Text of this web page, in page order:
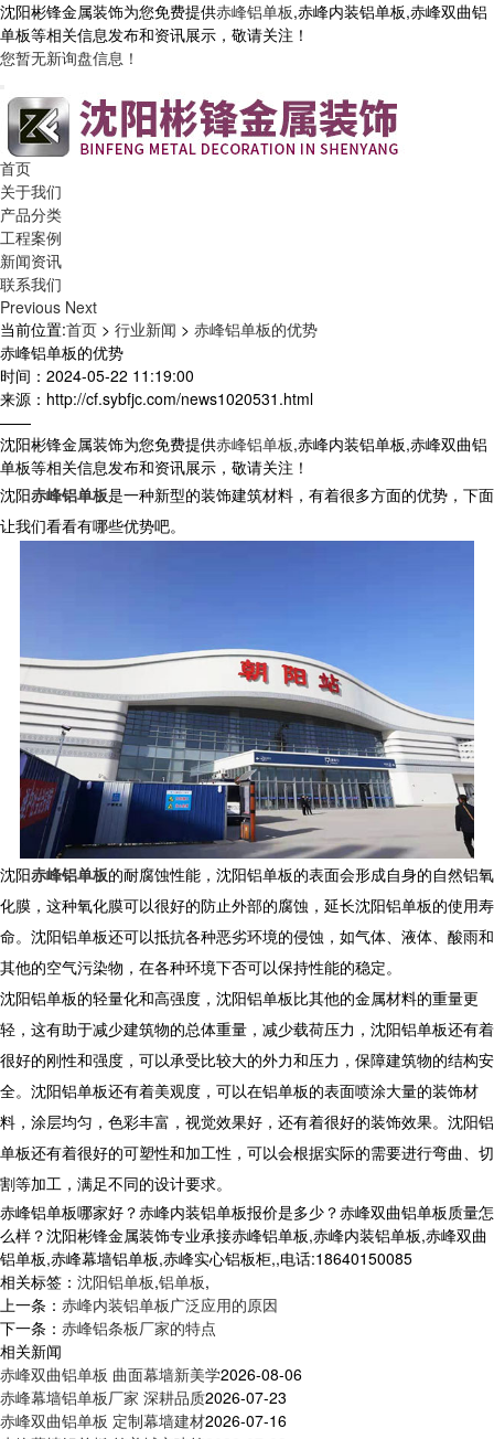
沈阳彬锋金属装饰为您免费提供赤峰铝单板,赤峰内装铝单板,赤峰双曲铝
单板等相关信息发布和资讯展示，敬请关注！
您暂无新询盘信息！
首页
关于我们
产品分类
工程案例
新闻资讯
联系我们
Previous Next
当前位置:首页 > 行业新闻 > 赤峰铝单板的优势
赤峰铝单板的优势
时间：2024-05-22 11:19:00
来源：http://cf.sybfjc.com/news1020531.html
——
沈阳彬锋金属装饰为您免费提供赤峰铝单板,赤峰内装铝单板,赤峰双曲铝
单板等相关信息发布和资讯展示，敬请关注！
沈阳赤峰铝单板是一种新型的装饰建筑材料，有着很多方面的优势，下面
让我们看看有哪些优势吧。
沈阳赤峰铝单板的耐腐蚀性能，沈阳铝单板的表面会形成自身的自然铝氧
化膜，这种氧化膜可以很好的防止外部的腐蚀，延长沈阳铝单板的使用寿
命。沈阳铝单板还可以抵抗各种恶劣环境的侵蚀，如气体、液体、酸雨和
其他的空气污染物，在各种环境下否可以保持性能的稳定。
沈阳铝单板的轻量化和高强度，沈阳铝单板比其他的金属材料的重量更
轻，这有助于减少建筑物的总体重量，减少载荷压力，沈阳铝单板还有着
很好的刚性和强度，可以承受比较大的外力和压力，保障建筑物的结构安
全。沈阳铝单板还有着美观度，可以在铝单板的表面喷涂大量的装饰材
料，涂层均匀，色彩丰富，视觉效果好，还有着很好的装饰效果。沈阳铝
单板还有着很好的可塑性和加工性，可以会根据实际的需要进行弯曲、切
割等加工，满足不同的设计要求。
赤峰铝单板哪家好？赤峰内装铝单板报价是多少？赤峰双曲铝单板质量怎
么样？沈阳彬锋金属装饰专业承接赤峰铝单板,赤峰内装铝单板,赤峰双曲
铝单板,赤峰幕墙铝单板,赤峰实心铝板柜,,电话:18640150085
相关标签： 沈阳铝单板,铝单板,
上一条： 赤峰内装铝单板广泛应用的原因
下一条： 赤峰铝条板厂家的特点
相关新闻
赤峰双曲铝单板 曲面幕墙新美学2026-08-06
赤峰幕墙铝单板厂家 深耕品质2026-07-23
赤峰双曲铝单板 定制幕墙建材2026-07-16